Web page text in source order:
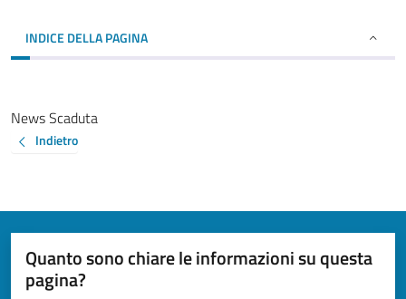
INDICE DELLA PAGINA
News Scaduta
Indietro
Quanto sono chiare le informazioni su questa
pagina?